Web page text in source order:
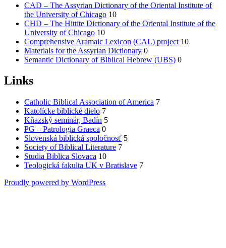
CAD – The Assyrian Dictionary of the Oriental Institute of
the University of Chicago 10
CHD – The Hittite Dictionary of the Oriental Institute of the
University of Chicago 10
Comprehensive Aramaic Lexicon (CAL) project 10
Materials for the Assyrian Dictionary 0
Semantic Dictionary of Biblical Hebrew (UBS) 0
Links
Catholic Biblical Association of America 7
Katolícke biblické dielo 7
Kňazský seminár, Badín 5
PG – Patrologia Graeca 0
Slovenská biblická spoločnosť 5
Society of Biblical Literature 7
Studia Biblica Slovaca 10
Teologická fakulta UK v Bratislave 7
Proudly powered by WordPress